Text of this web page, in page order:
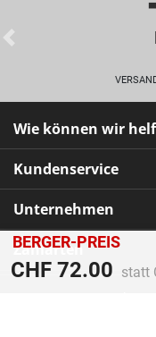
BERGER-PREIS
CHF 72.00 statt
Previous
Wie können wir
Kundenservice
Unternehmen
Zahlarten